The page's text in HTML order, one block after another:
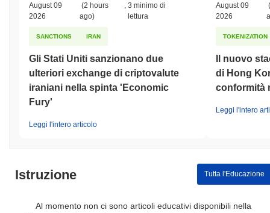
August 09
2026
(2 hours
ago)
,3 minimo di
lettura
SANCTIONS IRAN
Gli Stati Uniti sanzionano due
ulteriori exchange di criptovalute
iraniani nella spinta 'Economic
Fury'
Leggi l'intero articolo
August 09
2026
TOKENIZATION
Il nuovo
di Hong
conformità
Leggi l'intero
Istruzione Tutta l'Educazione
Al momento non ci sono articoli educativi disponibili nella